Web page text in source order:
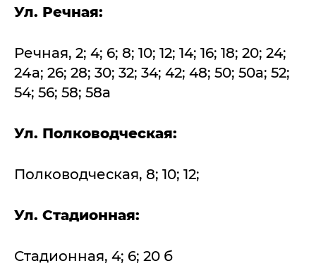
Ул. Речная:
Речная, 2; 4; 6; 8; 10; 12; 14; 16; 18; 20; 24;
24а; 26; 28; 30; 32; 34; 42; 48; 50; 50а; 52;
54; 56; 58; 58а
Ул. Полководческая:
Полководческая, 8; 10; 12;
Ул. Стадионная:
Стадионная, 4; 6; 20 б